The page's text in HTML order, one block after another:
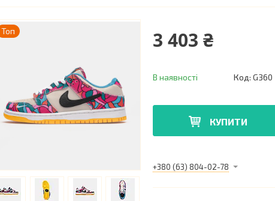
Топ 3 403 ₴
В наявності Код: G360
КУПИТИ
+380 (63) 804-02-78